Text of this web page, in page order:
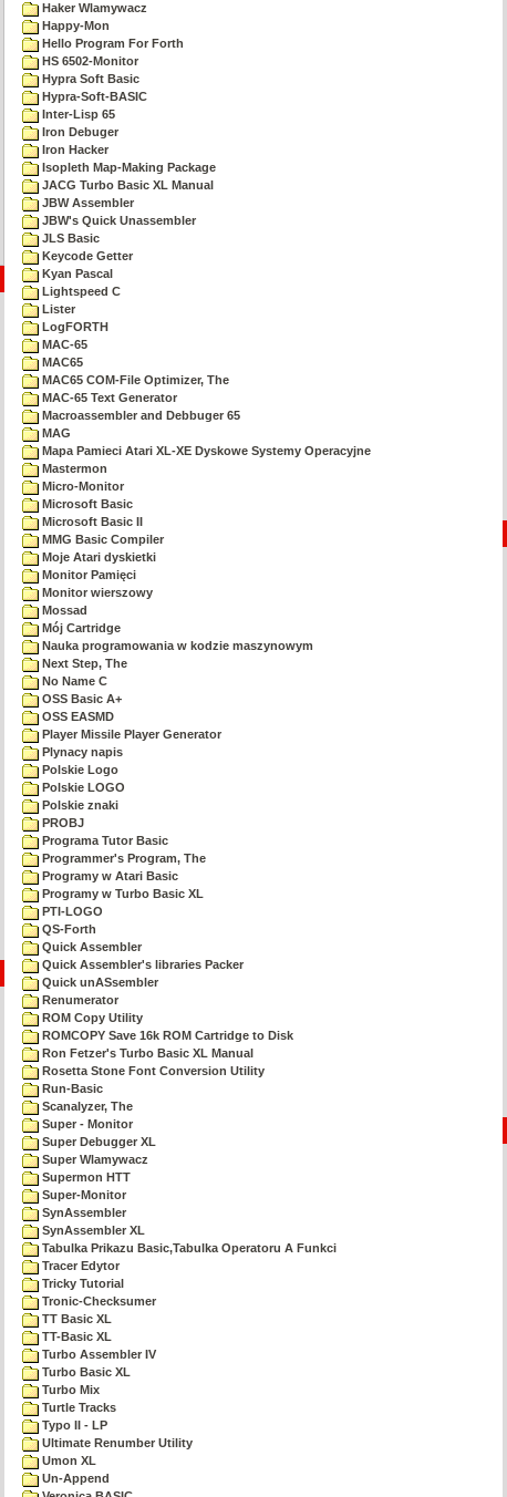
Haker Wlamywacz
Happy-Mon
Hello Program For Forth
HS 6502-Monitor
Hypra Soft Basic
Hypra-Soft-BASIC
Inter-Lisp 65
Iron Debuger
Iron Hacker
Isopleth Map-Making Package
JACG Turbo Basic XL Manual
JBW Assembler
JBW's Quick Unassembler
JLS Basic
Keycode Getter
Kyan Pascal
Lightspeed C
Lister
LogFORTH
MAC-65
MAC65
MAC65 COM-File Optimizer, The
MAC-65 Text Generator
Macroassembler and Debbuger 65
MAG
Mapa Pamieci Atari XL-XE Dyskowe Systemy Operacyjne
Mastermon
Micro-Monitor
Microsoft Basic
Microsoft Basic II
MMG Basic Compiler
Moje Atari dyskietki
Monitor Pamięci
Monitor wierszowy
Mossad
Mój Cartridge
Nauka programowania w kodzie maszynowym
Next Step, The
No Name C
OSS Basic A+
OSS EASMD
Player Missile Player Generator
Plynacy napis
Polskie Logo
Polskie LOGO
Polskie znaki
PROBJ
Programa Tutor Basic
Programmer's Program, The
Programy w Atari Basic
Programy w Turbo Basic XL
PTI-LOGO
QS-Forth
Quick Assembler
Quick Assembler's libraries Packer
Quick unASsembler
Renumerator
ROM Copy Utility
ROMCOPY Save 16k ROM Cartridge to Disk
Ron Fetzer's Turbo Basic XL Manual
Rosetta Stone Font Conversion Utility
Run-Basic
Scanalyzer, The
Super - Monitor
Super Debugger XL
Super Wlamywacz
Supermon HTT
Super-Monitor
SynAssembler
SynAssembler XL
Tabulka Prikazu Basic,Tabulka Operatoru A Funkci
Tracer Edytor
Tricky Tutorial
Tronic-Checksumer
TT Basic XL
TT-Basic XL
Turbo Assembler IV
Turbo Basic XL
Turbo Mix
Turtle Tracks
Typo II - LP
Ultimate Renumber Utility
Umon XL
Un-Append